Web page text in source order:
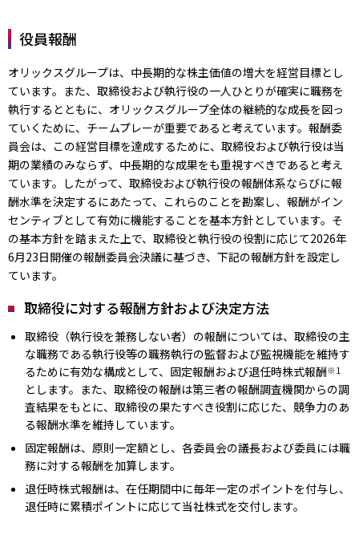
役員報酬
オリックスグループは、中長期的な株主価値の増大を経営目標とし
ています。また、取締役および執行役の一人ひとりが確実に職務を
執行するとともに、オリックスグループ全体の継続的な成長を図っ
ていくために、チームプレーが重要であると考えています。報酬委
員会は、この経営目標を達成するために、取締役および執行役は当
期の業績のみならず、中長期的な成果をも重視すべきであると考え
ています。したがって、取締役および執行役の報酬体系ならびに報
酬水準を決定するにあたって、これらのことを勘案し、報酬がイン
センティブとして有効に機能することを基本方針としています。そ
の基本方針を踏まえた上で、取締役と執行役の役割に応じて2026年
6月23日開催の報酬委員会決議に基づき、下記の報酬方針を設定し
ています。
取締役に対する報酬方針および決定方法
取締役（執行役を兼務しない者）の報酬については、取締役の主
な職務である執行役等の職務執行の監督および監視機能を維持す
るために有効な構成として、固定報酬および退任時株式報酬※1
とします。また、取締役の報酬は第三者の報酬調査機関からの調
査結果をもとに、取締役の果たすべき役割に応じた、競争力のあ
る報酬水準を維持しています。
固定報酬は、原則一定額とし、各委員会の議長および委員には職
務に対する報酬を加算します。
退任時株式報酬は、在任期間中に毎年一定のポイントを付与し、
退任時に累積ポイントに応じて当社株式を交付します。